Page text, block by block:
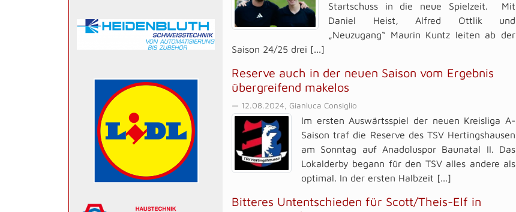
Startschuss in die neue Spielzeit. Mit
Daniel Heist, Alfred Ottlik und
„Neuzugang“ Maurin Kuntz leiten ab der
Saison 24/25 drei [...]
Reserve auch in der neuen Saison vom Ergebnis
übergreifend makelos
— 12.08.2024, Gianluca Consiglio
Im ersten Auswärtsspiel der neuen Kreisliga A-
Saison traf die Reserve des TSV Hertingshausen
am Sonntag auf Anadoluspor Baunatal II. Das
Lokalderby begann für den TSV alles andere als
optimal. In der ersten Halbzeit [...]
Bitteres Untentschieden für Scott/Theis-Elf in